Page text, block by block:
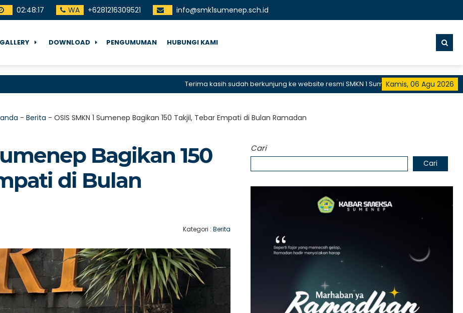
02:48:18 WA +6281216309521 info@smk1sumenep.sch.id
GALLERY DOWNLOAD PENGUMUMAN HUBUNGI KAMI
Kamis, 06 Agu 2026
Terima kasih sudah berkunjung ke website resmi SMKN 1 Sumenep, SMK Bisa dan Hebat
- Berita - OSIS SMKN 1 Sumenep Bagikan 150 Takjil, Tebar Empati di Bulan Ramadan
Bagikan 150
di Bulan
Kategori :Berita
Cari
Cari